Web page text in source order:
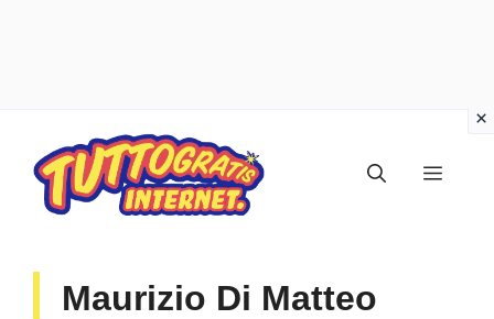
contenuto
Menu
Maurizio Di Matteo